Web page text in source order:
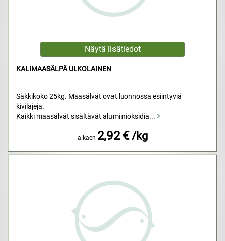
KALIMAASÄLPÄ ULKOLAINEN
Säkkikoko 25kg. Maasälvät ovat luonnossa esiintyviä
kivilajeja.
Kaikki maasälvät sisältävät alumiinioksidia...
alkaen 2,92 € /kg